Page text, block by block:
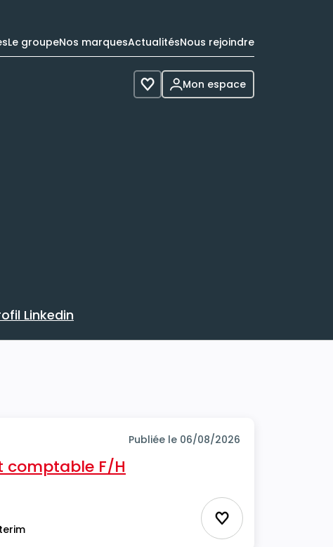
Le groupeNos marquesActualitésNous rejoindre
Voir les favoris
Mon espace
avec votre profil Linkedin
Linkedin
Publiée le 06/08/2026
comptable F/H
Ajouter aux